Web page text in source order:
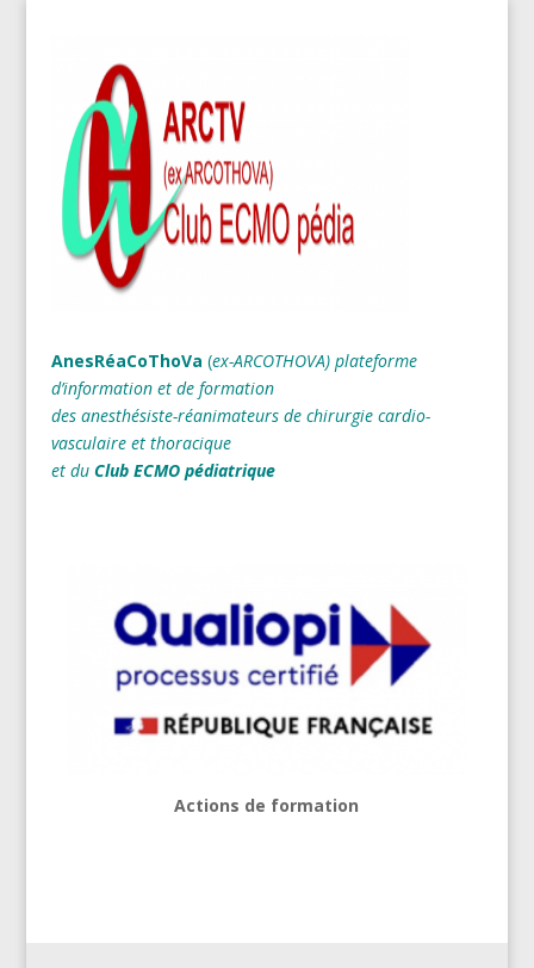
AnesRéaCoThoVa (ex-ARCOTHOVA) plateforme
d’information et de formation
des anesthésiste-réanimateurs de chirurgie cardio-
vasculaire et thoracique
et du Club ECMO pédiatrique
Actions de formation